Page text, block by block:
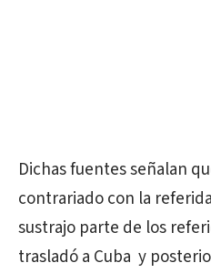
Dichas fuentes señalan
contrariado con la
sustrajo parte de los
trasladó a Cuba y